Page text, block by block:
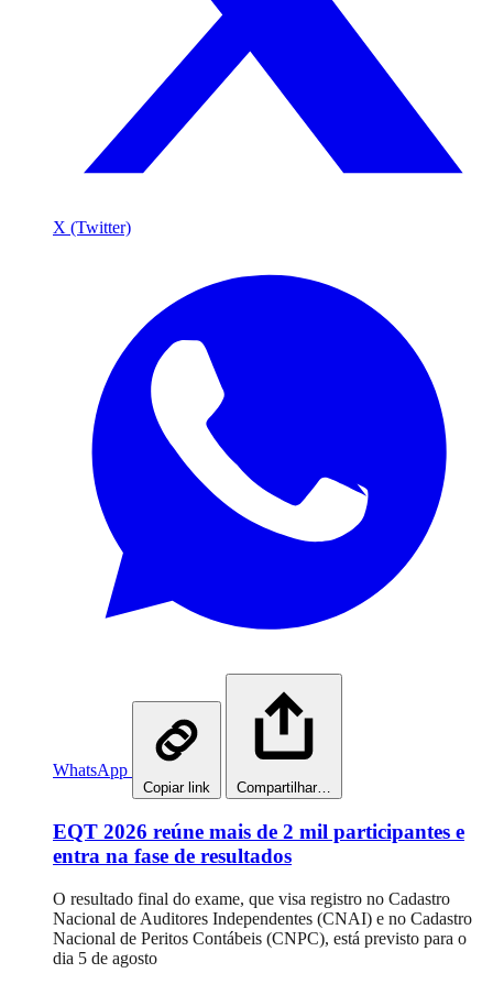
X (Twitter)
WhatsApp
Copiar link Compartilhar…
EQT 2026 reúne mais de 2 mil participantes e
entra na fase de resultados
O resultado final do exame, que visa registro no Cadastro
Nacional de Auditores Independentes (CNAI) e no Cadastro
Nacional de Peritos Contábeis (CNPC), está previsto para o
dia 5 de agosto